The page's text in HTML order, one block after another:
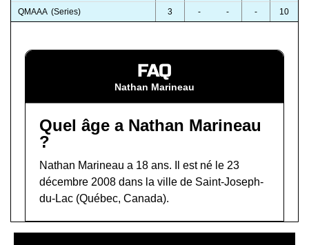
QMAAA (Series) 3 - - - 10
FAQ
Nathan Marineau
Quel âge a Nathan Marineau
?
Nathan Marineau a 18 ans. Il est né le 23
décembre 2008 dans la ville de Saint-Joseph-
du-Lac (Québec, Canada).